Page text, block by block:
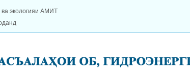
ва экологияи АМИТ